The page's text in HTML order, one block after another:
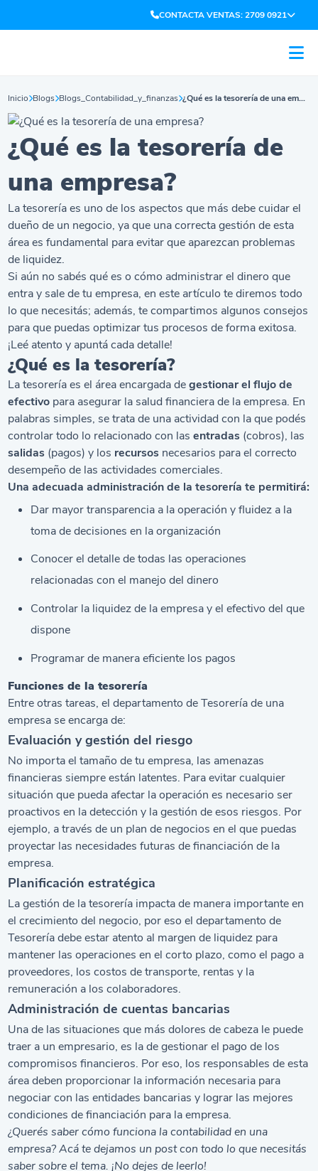
CONTACTA VENTAS: 2709 0921
Inicio Blogs Blogs_Contabilidad_y_finanzas ¿Qué es la tesorería de una empresa?
¿Qué es la tesorería de
una empresa?
La tesorería es uno de los aspectos que más debe cuidar el
dueño de un negocio, ya que una correcta gestión de esta
área es fundamental para evitar que aparezcan problemas
de liquidez.
Si aún no sabés qué es o cómo administrar el dinero que
entra y sale de tu empresa, en este artículo te diremos todo
lo que necesitás; además, te compartimos algunos consejos
para que puedas optimizar tus procesos de forma exitosa.
¡Leé atento y apuntá cada detalle!
¿Qué es la tesorería?
La tesorería es el área encargada degestionar el flujo de
efectivo para asegurar la salud financiera de la empresa. En
palabras simples, se trata de una actividad con la que podés
controlar todo lo relacionado con lasentradas (cobros), las
salidas (pagos) y los recursos necesarios para el correcto
desempeño de las actividades comerciales.
Una adecuada administración de la tesorería te permitirá:
Dar mayor transparencia a la operación y fluidez a la
toma de decisiones en la organización
Conocer el detalle de todas las operaciones
relacionadas con el manejo del dinero
Controlar la liquidez de la empresa y el efectivo del que
dispone
Programar de manera eficiente los pagos
Funciones de la tesorería
Entre otras tareas, el departamento de Tesorería de una
empresa se encarga de:
Evaluación y gestión del riesgo
No importa el tamaño de tu empresa, las amenazas
financieras siempre están latentes. Para evitar cualquier
situación que pueda afectar la operación es necesario ser
proactivos en la detección y la gestión de esos riesgos. Por
ejemplo, a través de un plan de negocios en el que puedas
proyectar las necesidades futuras de financiación de la
empresa.
Planificación estratégica
La gestión de la tesorería impacta de manera importante en
el crecimiento del negocio, por eso el departamento de
Tesorería debe estar atento al margen de liquidez para
mantener las operaciones en el corto plazo, como el pago a
proveedores, los costos de transporte, rentas y la
remuneración a los colaboradores.
Administración de cuentas bancarias
Una de las situaciones que más dolores de cabeza le puede
traer a un empresario, es la de gestionar el pago de los
compromisos financieros. Por eso, los responsables de esta
área deben proporcionar la información necesaria para
negociar con las entidades bancarias y lograr las mejores
condiciones de financiación para la empresa.
¿Querés sabercómo funciona la contabilidad en una
empresa? Acá te dejamos un post con todo lo que necesitás
saber sobre el tema. ¡No dejes de leerlo!